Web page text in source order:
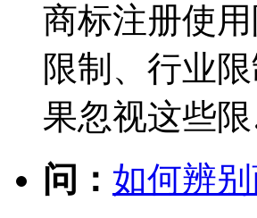
商标注册使
限制、行业
果忽视这些
问： 如何辨